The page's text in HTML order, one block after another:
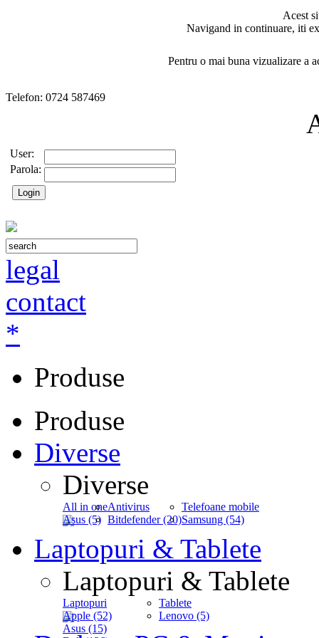
Acest
Navigand in continuare, iti
Pentru o mai buna vizualizare a
Telefon: 0724 587469
User:
Parola:
legal
contact
*
Produse
Produse
Diverse
Diverse
All in one
Asus (5)
Antivirus
Bitdefender (20)
Telefoane mobile
Samsung (54)
Laptopuri & Tablete
Laptopuri & Tablete
Laptopuri
Apple (52)
Asus (15)
Tablete
Lenovo (5)